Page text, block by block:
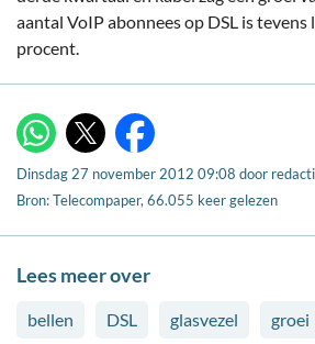
aantal VoIP abonnees op DSL is
procent.
WhatsApp
X Facebook
Dinsdag 27 november 2012 09:08 door
Bron: Telecompaper, 66.055 keer gelezen
Lees meer over
bellen DSL glasvezel groei